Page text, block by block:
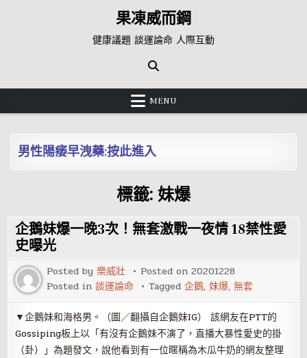
果凍威而鋼
健康議題 談運論命 人際互動
MENU
男性陽痿早洩藥:按此進入
標籤: 妹爆
企鵝妹爆一晚3次！無套激戰一夜情 18禁性愛
史曝光
Posted by樂威壯 Posted on20201228
Posted in談運論命 Tagged企鵝,妹爆,無套
▼企鵝妹和海格男。（圖／翻攝自企鵝妹IG） 該網友在PTT的
Gossiping板上以「有沒有企鵝妹不演了，直播大暴性愛史的掛
（卦）」為題發文，說他看到有一位暱稱為木瓜牛奶的網友整理